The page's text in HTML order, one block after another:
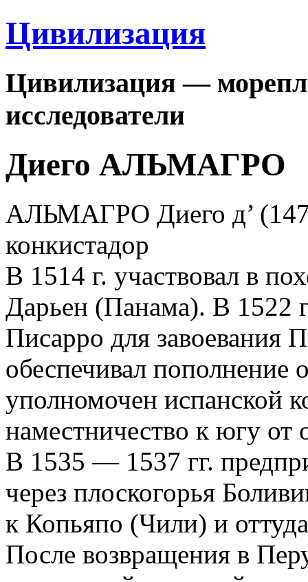
Цивилизация
Цивилизация —
исследователи
Диего АЛЬМАГРО
АЛЬМАГРО Диего д’
конкистадор
В 1514 г. участвовал в
Дарьен (Панама). В 1522
Писарро для завоевания
обеспечивал пополнение
уполномочен испанской
наместничество к югу от
В 1535 — 1537 гг.
через плоскогорья
к Копьяпо (Чили) и
После возвращения в